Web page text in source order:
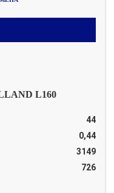
L160
44
0,44
3149
726